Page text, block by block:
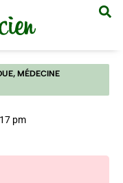
, MÉDECINE
pm